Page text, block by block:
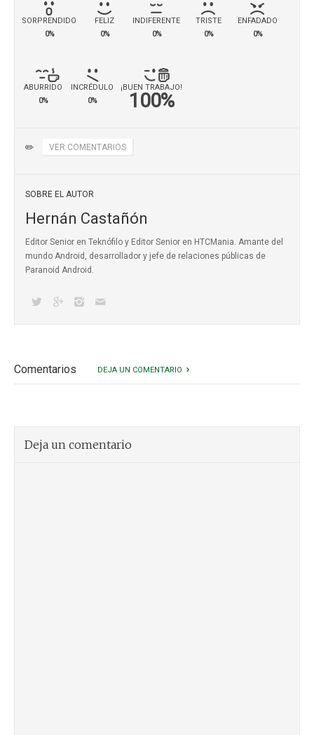
SORPRENDIDO
0%
FELIZ
0%
INDIFERENTE
0%
TRISTE
0%
ENFADADO
0%
ABURRIDO
0%
INCRÉDULO
0%
¡BUEN TRABAJO!
100%
✏️ VER COMENTARIOS
SOBRE EL AUTOR
Hernán Castañón
Editor Senior en Teknófilo y Editor Senior en HTCMania. Amante del
mundo Android, desarrollador y jefe de relaciones públicas de
Paranoid Android.
Comentarios DEJA UN COMENTARIO
Deja un comentario